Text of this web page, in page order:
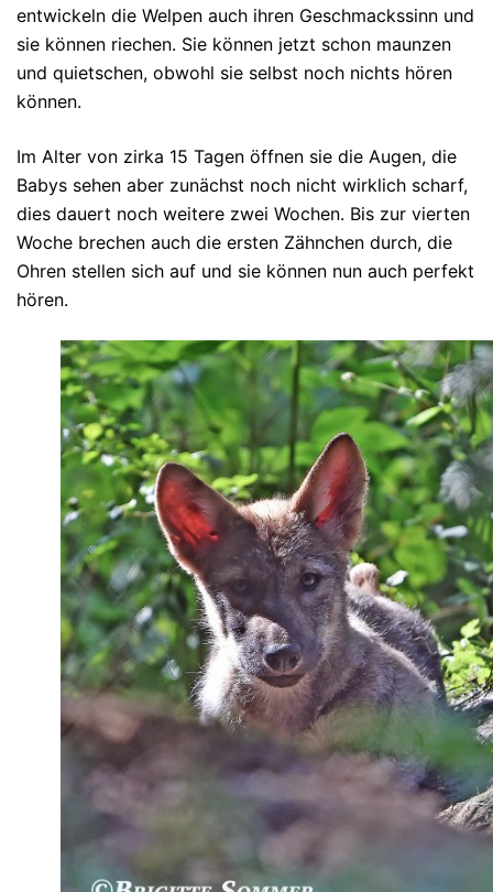
entwickeln die Welpen auch ihren Geschmackssinn und
sie können riechen. Sie können jetzt schon maunzen
und quietschen, obwohl sie selbst noch nichts hören
können.
Im Alter von zirka 15 Tagen öffnen sie die Augen, die
Babys sehen aber zunächst noch nicht wirklich scharf,
dies dauert noch weitere zwei Wochen. Bis zur vierten
Woche brechen auch die ersten Zähnchen durch, die
Ohren stellen sich auf und sie können nun auch perfekt
hören.